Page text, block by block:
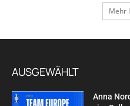
Mehr
AUSGEWÄHLT
Anna